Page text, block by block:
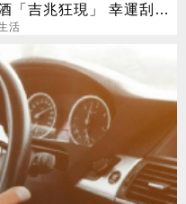
「吉兆狂現」 幸運刮中
萬
活